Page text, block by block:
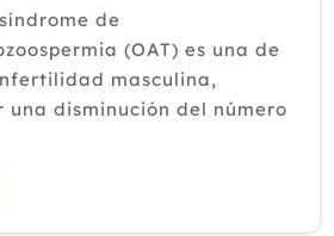
de
(OAT) es una de
masculina,
disminución del número
forma anormal d...